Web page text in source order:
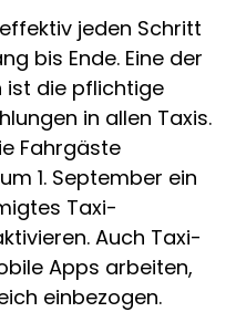
jeden Schritt
bis Ende. Eine der
ist die pflichtige
in allen Taxis.
Fahrgäste
1. September ein
Taxi-
Auch Taxi-
Apps arbeiten,
einbezogen.